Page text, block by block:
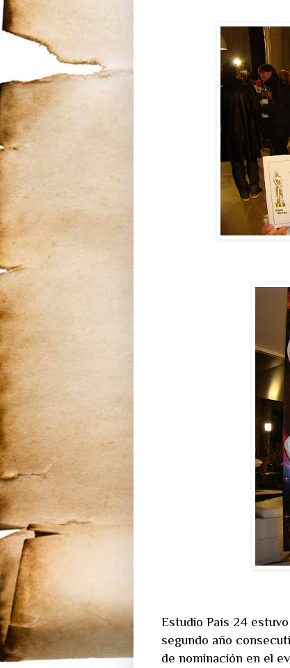
Estudio País 24
segundo año
de nominación en el